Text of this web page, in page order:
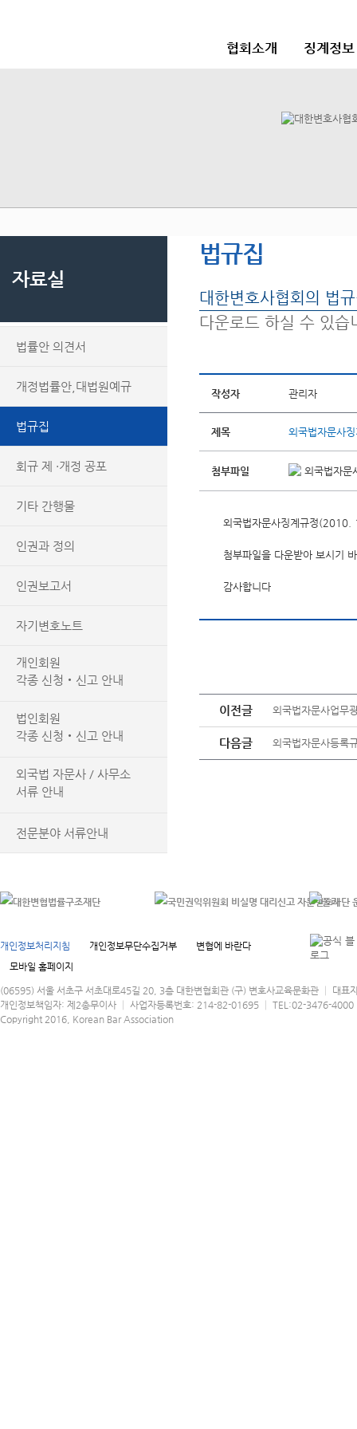
협회소개 징계정
자료실
법률안 의견서
개정법률안,대법원예규
법규집
회규 제 ·개정 공포
기타 간행물
인권과 정의
인권보고서
자기변호노트
개인회원
각종 신청‧신고 안내
법인회원
각종 신청‧신고 안내
외국법 자문사 / 사무소
서류 안내
전문분야 서류안내
법규집
대한변호사협회의 법
다운로드 하실 수 있습
작성자 관리자
제목 외국법자문사
첨부파일 외국법자문
외국법자문사징계규정
첨부파일을 다운받아 보시기
감사합니다
이전글 외국법자문사업
다음글 외국법자문사등
개인정보처리지침 개인정보무단수집거부
변협에 바란다
모바일 홈페이지
(06595) 서울 서초구 서초대로45길 20, 3층 대한변협회관 (구) 변호사교육문화관 │ 대표
개인정보책임자: 제2총무이사 │ 사업자등록번호: 214-82-01695 │ TEL:02-3476-
Copyright 2016, Korean Bar Association